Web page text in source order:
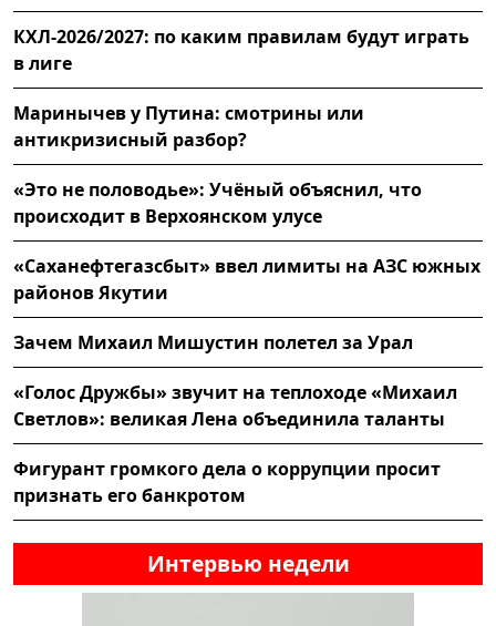
КХЛ-2026/2027: по каким правилам будут играть
в лиге
Маринычев у Путина: смотрины или
антикризисный разбор?
«Это не половодье»: Учёный объяснил, что
происходит в Верхоянском улусе
«Саханефтегазсбыт» ввел лимиты на АЗС южных
районов Якутии
Зачем Михаил Мишустин полетел за Урал
«Голос Дружбы» звучит на теплоходе «Михаил
Светлов»: великая Лена объединила таланты
Фигурант громкого дела о коррупции просит
признать его банкротом
Интервью недели